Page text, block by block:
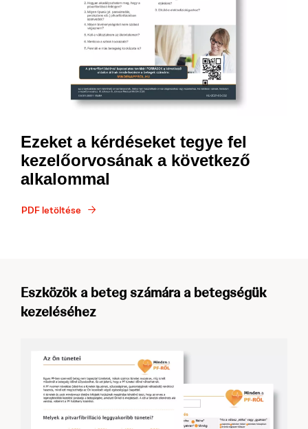
Ezeket a kérdéseket tegye fel
kezelőorvosának a következő
alkalommal
PDF letöltése
Eszközök a beteg számára a betegségük
kezeléséhez